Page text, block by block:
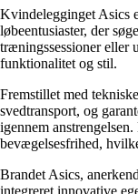
Kvindelegginget Asics
løbeentusiaster, der
træningssessioner eller
funktionalitet og stil.
Fremstillet med
svedtransport, og
igennem
bevægelsesfrihed,
Brandet Asics,
integreret innovative